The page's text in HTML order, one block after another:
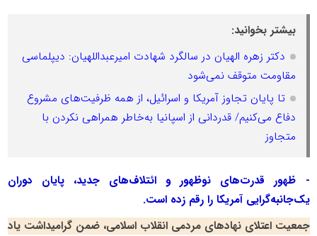
بیشتر بخوانید:
دکتر زهره الهیان در سالگرد شهادت امیرعبداللهیان: دیپلماسی
مقاومت متوقف نمی‌شود
تا پایان تجاوز آمریکا و اسرائیل، از همه ظرفیت‌های مشروع
دفاع می‌کنیم/ قدردانی از اسپانیا به‌خاطر همراهی نکردن با
متجاوز
- ظهور قدرت‌های نوظهور و ائتلاف‌های جدید، پایان دوران
یک‌جانبه‌گرایی آمریکا را رقم زده است.
جمعیت اعتلای نهادهای مردمی انقلاب اسلامی، ضمن گرامیداشت یاد